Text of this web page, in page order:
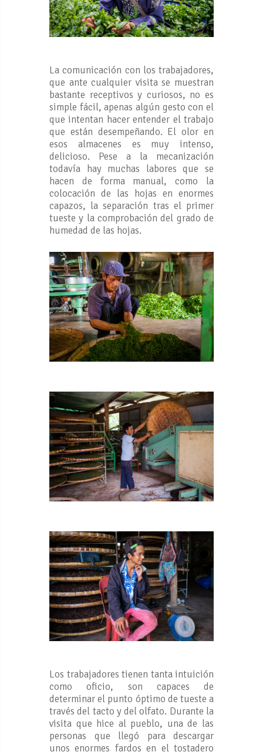
La comunicación con los trabajadores,
que ante cualquier visita se muestran
bastante receptivos y curiosos, no es
simple fácil, apenas algún gesto con el
que intentan hacer entender el trabajo
que están desempeñando. El olor en
esos almacenes es muy intenso,
delicioso. Pese a la mecanización
todavía hay muchas labores que se
hacen de forma manual, como la
colocación de las hojas en enormes
capazos, la separación tras el primer
tueste y la comprobación del grado de
humedad de las hojas.
Los trabajadores tienen tanta intuición
como oficio, son capaces de
determinar el punto óptimo de tueste a
través del tacto y del olfato. Durante la
visita que hice al pueblo, una de las
personas que llegó para descargar
unos enormes fardos en el tostadero